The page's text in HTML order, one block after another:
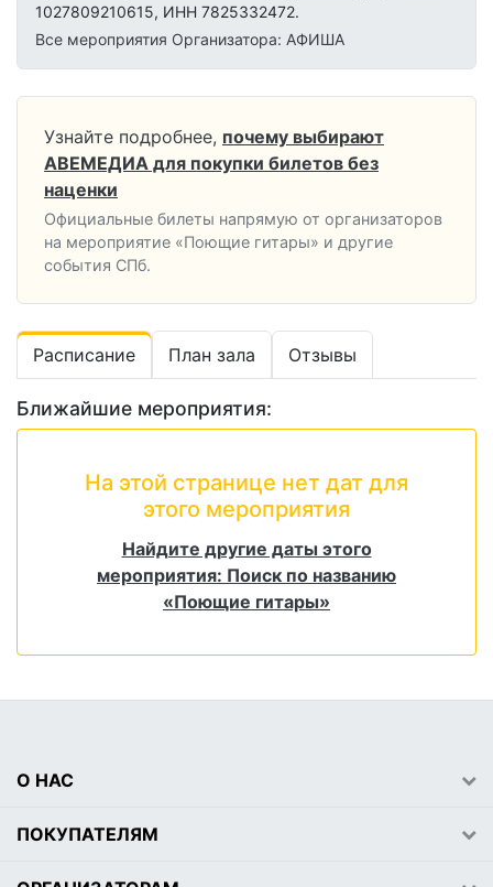
1027809210615, ИНН 7825332472.
Все мероприятия Организатора: АФИША
Узнайте подробнее, почему выбирают
АВЕМЕДИА для покупки билетов без
наценки
Официальные билеты напрямую от организаторов
на мероприятие «Поющие гитары» и другие
события СПб.
Расписание План зала Отзывы
Ближайшие мероприятия:
На этой странице нет дат для
этого мероприятия
Найдите другие даты этого
мероприятия: Поиск по названию
«Поющие гитары»
О НАС
ПОКУПАТЕЛЯМ